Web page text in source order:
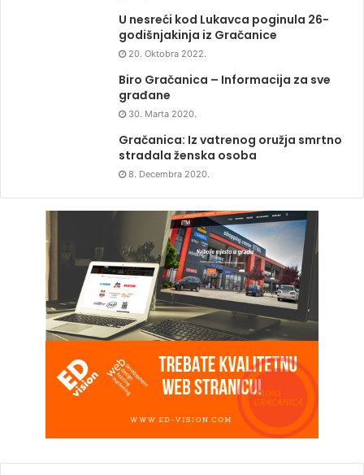
U nesreći kod Lukavca poginula 26-
godišnjakinja iz Gračanice
20. Oktobra 2022.
Biro Gračanica – Informacija za sve
građane
30. Marta 2020.
Gračanica: Iz vatrenog oružja smrtno
stradala ženska osoba
8. Decembra 2020.